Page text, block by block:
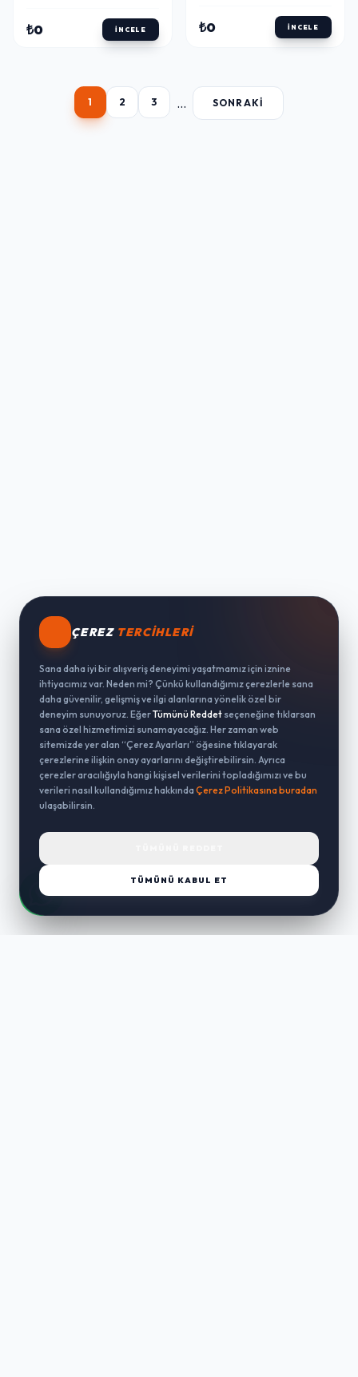
FIRÇA NO: 2
₺0 İNCELE
FIRÇA NO: 00000
₺0 İNCELE
1 2 3 ... SONRAKI
ÇEREZ TERCIHLERI
Sana daha iyi bir alışveriş deneyimi yaşatmamız için iznine
ihtiyacımız var. Neden mi? Çünkü kullandığımız çerezlerle sana
daha güvenilir, gelişmiş ve ilgi alanlarına yönelik özel bir
deneyim sunuyoruz. EğerTümünü Reddet seçeneğine tıklarsan
sana özel hizmetimizi sunamayacağız. Her zaman web
sitemizde yer alan “Çerez Ayarları” öğesine tıklayarak
çerezlerine ilişkin onay ayarlarını değiştirebilirsin. Ayrıca
çerezler aracılığıyla hangi kişisel verilerini topladığımızı ve bu
verileri nasıl kullandığımız hakkında Çerez Politikasına buradan
ulaşabilirsin.
TÜMÜNÜ KABUL ET